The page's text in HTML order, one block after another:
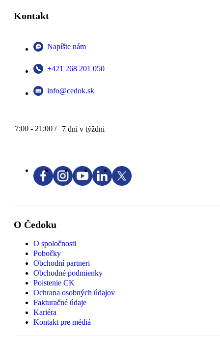
Kontakt
Napíšte nám
+421 268 201 050
info@cedok.sk
7:00 - 21:00 / 7 dní v týždni
O Čedoku
O spoločnosti
Pobočky
Obchodní partneri
Obchodné podmienky
Poistenie CK
Ochrana osobných údajov
Fakturačné údaje
Kariéra
Kontakt pre médiá